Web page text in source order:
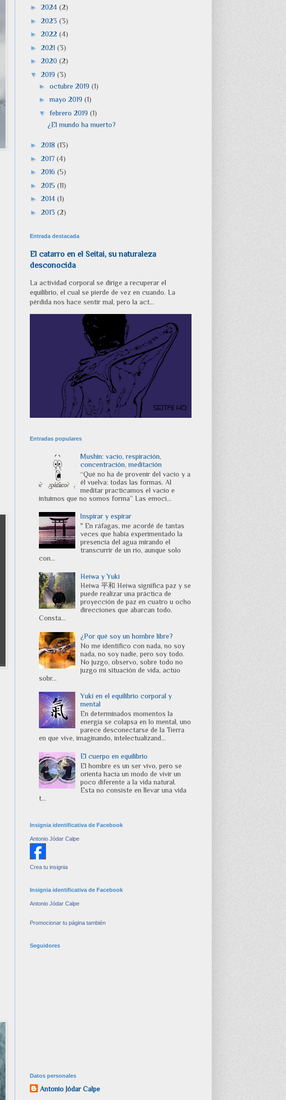
► 2024 (2)
► 2023 (3)
► 2022 (4)
► 2021 (3)
► 2020 (2)
▼ 2019 (3)
► octubre 2019 (1)
►mayo 2019 (1)
▼ febrero 2019 (1)
¿El mundo ha muerto?
► 2018 (13)
► 2017 (4)
► 2016 (5)
► 2015 (11)
► 2014 (1)
► 2013 (2)
Entrada destacada
El catarro en el Seitai, su naturaleza
desconocida
La actividad corporal se dirige a recuperar el
equilibrio, el cual se pierde de vez en cuando. La
pérdida nos hace sentir mal, pero la act...
Entradas populares
Mushin: vacío, respiración,
concentración, meditación
“Qué no ha de provenir del vacío y a
él vuelva: todas las formas. Al
meditar practicamos el vacío e
intuimos que no somos forma” Las emoci...
Inspirar y espirar
" En ráfagas, me acordé de tantas
veces que había experimentado la
presencia del agua mirando el
transcurrir de un río, aunque solo
con...
Heiwa y Yuki
Heiwa 平和 Heiwa significa paz y se
puede realizar una práctica de
proyección de paz en cuatro u ocho
direcciones que abarcan todo.
Consta...
¿Por qué soy un hombre libre?
No me identifico con nada, no soy
nada, no soy nadie, pero soy todo.
No juzgo, observo, sobre todo no
juzgo mi situación de vida, actúo
sobr...
Yuki en el equilibrio corporal y
mental
En determinados momentos la
energía se colapsa en lo mental, uno
parece desconectarse de la Tierra
en que vive, imaginando, intelectualizand...
El cuerpo en equilibrio
El hombre es un ser vivo, pero se
orienta hacia un modo de vivir un
poco diferente a la vida natural.
Esta no consiste en llevar una vida
t...
Insignia identificativa de Facebook
Antonio Jódar Calpe
Crea tu insignia
Insignia identificativa de Facebook
Antonio Jódar Calpe
Promocionar tu página también
Seguidores
Datos personales
Antonio Jódar Calpe